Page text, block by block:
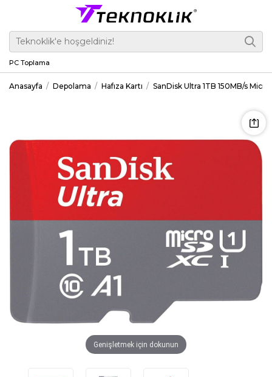
PC Toplama
Anasayfa Depolama Hafıza Kartı SanDisk Ultra 1TB 150MB/s
Genişletmek için dokunun